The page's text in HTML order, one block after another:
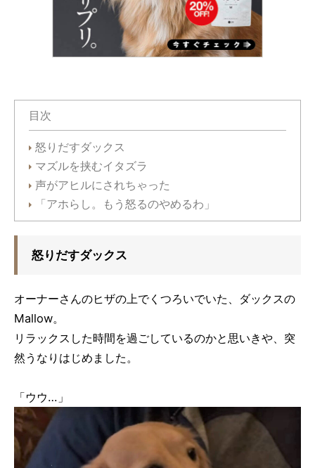
目次
怒りだすダックス
マズルを挟むイタズラ
声がアヒルにされちゃった
「アホらし。もう怒るのやめるわ」
怒りだすダックス
オーナーさんのヒザの上でくつろいでいた、ダックスの
Mallow。
リラックスした時間を過ごしているのかと思いきや、突
然うなりはじめました。
「ウウ…」